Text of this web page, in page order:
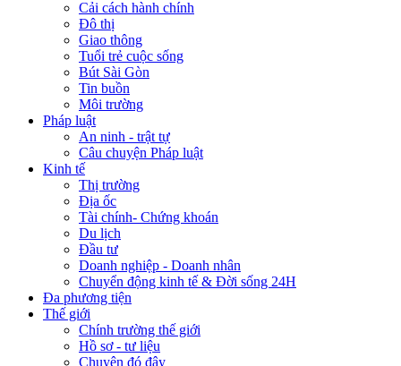
Cải cách hành chính
Đô thị
Giao thông
Tuổi trẻ cuộc sống
Bút Sài Gòn
Tin buồn
Môi trường
Pháp luật
An ninh - trật tự
Câu chuyện Pháp luật
Kinh tế
Thị trường
Địa ốc
Tài chính- Chứng khoán
Du lịch
Đầu tư
Doanh nghiệp - Doanh nhân
Chuyển động kinh tế & Đời sống 24H
Đa phương tiện
Thế giới
Chính trường thế giới
Hồ sơ - tư liệu
Chuyện đó đây